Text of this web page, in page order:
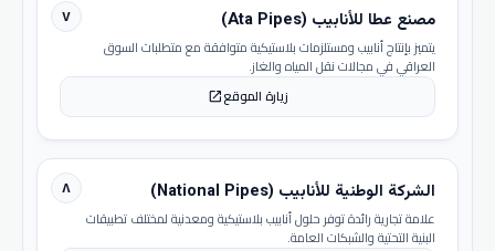
٧ مصنع عطا للأنابيب (Ata Pipes)
يتميز بإنتاج أنابيب ومستلزمات بلاستيكية متوافقة مع متطلبات السوق
العراقي في مجالات نقل المياه والغاز.
زيارة الموقعopen_in_new
٨ الشركة الوطنية للأنابيب (National Pipes)
علامة تجارية رائدة توفر حلول أنابيب بلاستيكية ومعدنية لمختلف تطبيقات
البنية التحتية والشبكات العامة.